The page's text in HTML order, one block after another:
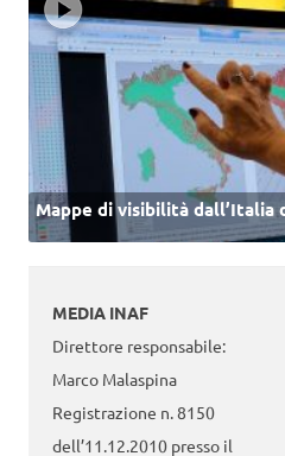
Mappe di visibilità
MEDIA INAF
Direttore responsabile:
Marco Malaspina
Registrazione n. 8150
dell’11.12.2010 presso il